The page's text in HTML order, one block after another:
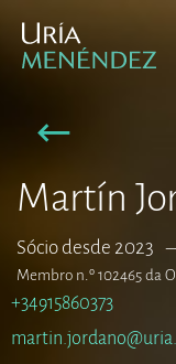
Martín
Sócio desde 2023
Membro n.º 102465 da
+34915860373